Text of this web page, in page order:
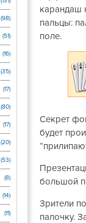
(98)
(51)
(16)
(35)
(17)
(80)
(17)
(20)
(53)
(8)
(14)
(11)
карандаш
пальцы:
поле.
Секрет
будет
большой
Зрители
палочку.